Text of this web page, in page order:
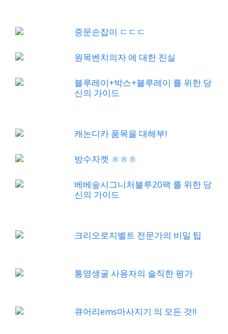
중문손잡이 ㄷㄷㄷ
원목벤치의자 에 대한 진실
블루레이+박스+블루레이 를 위한 당
신의 가이드
캐논디카 품목을 대해부!
방수자켓 ㅎㅎㅎ
베베숲시그니처블루20팩 를 위한 당
신의 가이드
크리오로지벨트 전문가의 비밀 팁
통영생굴 사용자의 솔직한 평가
큐어리ems마사지기 의 모든 것!!